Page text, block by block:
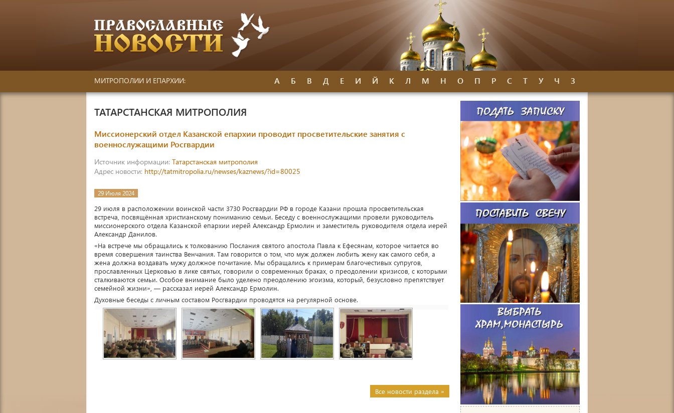
МИТРОПОЛИИ И ЕПАРХИИ: А Б В Д Е И Й К Л М Н О П Р С Т У Ч З
ТАТАРСТАНСКАЯ МИТРОПОЛИЯ
Миссионерский отдел Казанской епархии проводит просветительские занятия с
военнослужащими Росгвардии
Источник информации: Татарстанская митрополия
Адрес новости: http://tatmitropolia.ru/newses/kaznews/?id=80025
29 Июля 2024
29 июля в расположении воинской части 3730 Росгвардии РФ в городе Казани прошла просветительская
встреча, посвящённая христианскому пониманию семьи. Беседу с военнослужащими провели руководитель
миссионерского отдела Казанской епархии иерей Александр Ермолин и заместитель руководителя отдела иерей
Александр Данилов.
«На встрече мы обращались к толкованию Послания святого апостола Павла к Ефесянам, которое читается во
время совершения таинства Венчания. Там говорится о том, что муж должен любить жену как самого себя, а
жена должна воздавать мужу должное почитание. Мы обращались к примерам благочестивых супругов,
прославленных Церковью в лике святых, говорили о современных браках, о преодолении кризисов, с которыми
сталкиваются семьи. Особое внимание было уделено преодолению эгоизма, который, безусловно препятствует
семейной жизни», — рассказал иерей Александр Ермолин.
Духовные беседы с личным составом Росгвардии проводятся на регулярной основе.
Все новости раздела »